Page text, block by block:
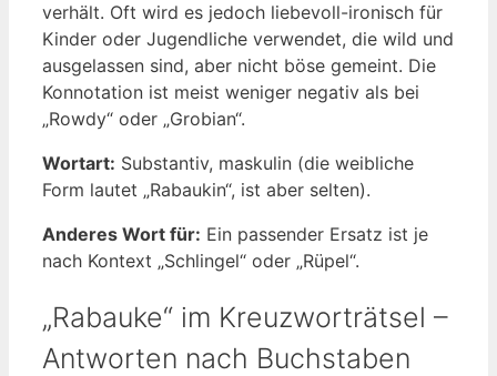
verhält. Oft wird es jedoch liebevoll-ironisch für
Kinder oder Jugendliche verwendet, die wild und
ausgelassen sind, aber nicht böse gemeint. Die
Konnotation ist meist weniger negativ als bei
„Rowdy“ oder „Grobian“.
Wortart: Substantiv, maskulin (die weibliche
Form lautet „Rabaukin“, ist aber selten).
Anderes Wort für: Ein passender Ersatz ist je
nach Kontext „Schlingel“ oder „Rüpel“.
„Rabauke“ im Kreuzworträtsel –
Antworten nach Buchstaben